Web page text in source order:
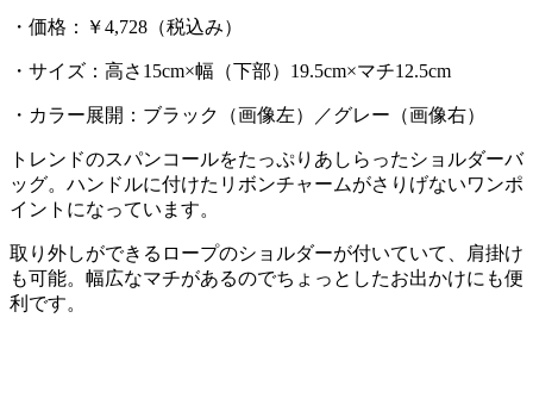
・価格：￥4,728（税込み）
・サイズ：高さ15cm×幅（下部）19.5cm×マチ12.5cm
・カラー展開：ブラック（画像左）／グレー（画像右）
トレンドのスパンコールをたっぷりあしらったショルダーバ
ッグ。ハンドルに付けたリボンチャームがさりげないワンポ
イントになっています。
取り外しができるロープのショルダーが付いていて、肩掛け
も可能。幅広なマチがあるのでちょっとしたお出かけにも便
利です。